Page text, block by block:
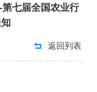
七届全国农业行
返回列表